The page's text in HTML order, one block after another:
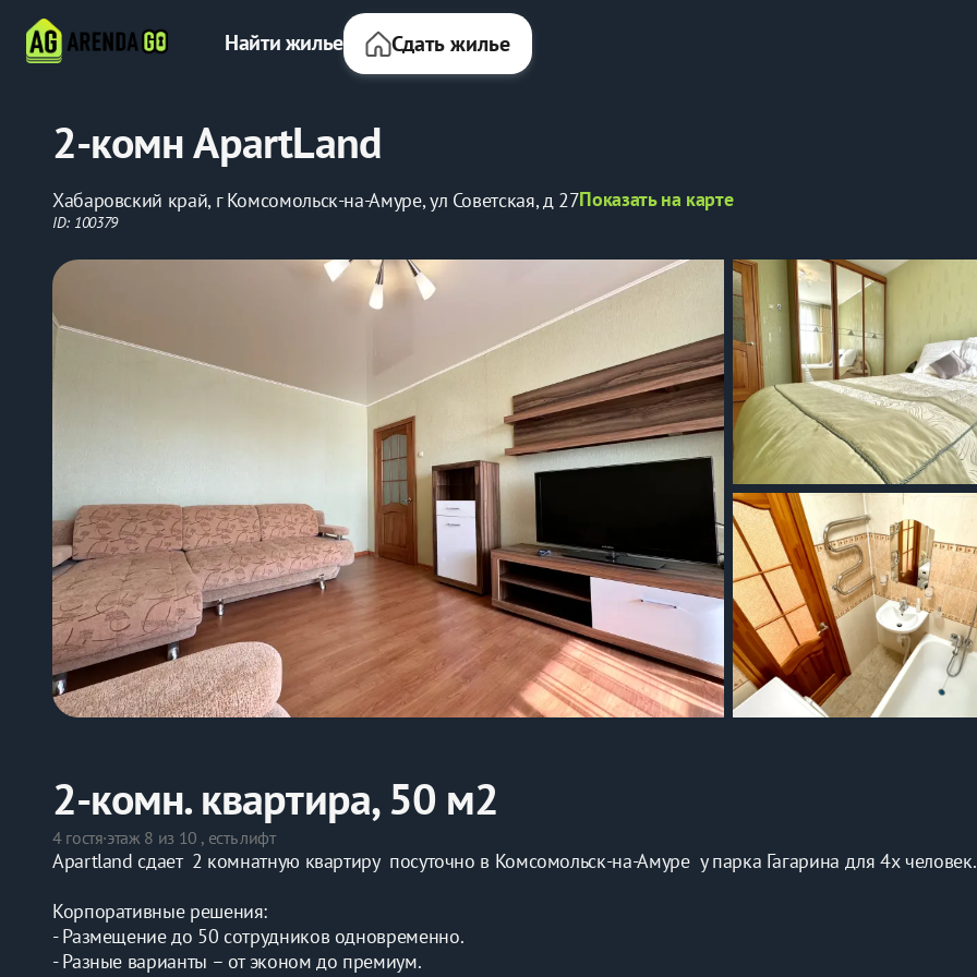
Найти жилье Сдать жилье
2-комн ApartLand
Хабаровский край, г Комсомольск-на-Амуре, ул Советская, д 27Показать на карте
ID: 100379
2-комн. квартира, 50 м2
4 гостя·этаж 8 из 10 , есть лифт
Apartland сдает  2 комнатную квартиру  посуточно в Комсомольск-на-Амуре  у парка Гагарина для 4х человек.
Корпоративные решения:
- Размещение до 50 сотрудников одновременно.
- Разные варианты – от эконом до премиум.